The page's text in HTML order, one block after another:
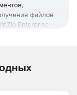
файлов
Enterprise